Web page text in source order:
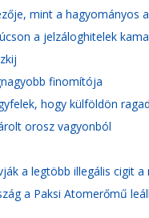
mint a hagyományos
a jelzáloghitelek
finomítója
hogy külföldön
orosz vagyonból
a legtöbb illegális cigit a
a Paksi Atomerőmű